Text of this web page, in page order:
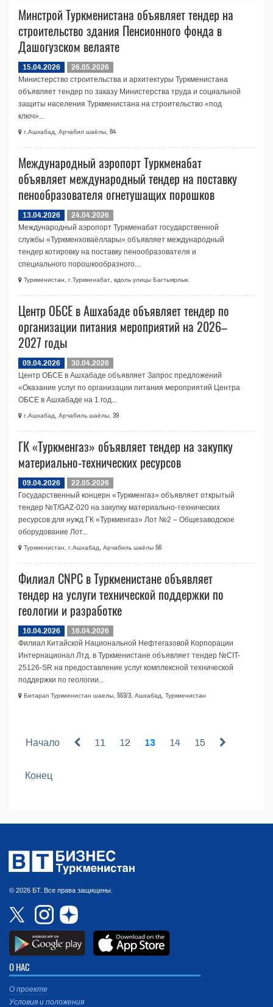
Минстрой Туркменистана объявляет тендер на
строительство здания Пенсионного фонда в
Дашогузском велаяте
15.04.2026
26.05.2026
Министерство строительства и архитектуры Туркменистана
объявляет тендер по заказу Министерства труда и социальной
защиты населения Туркменистана на строительство «под
ключ»...
г.Ашхабад, Арчабил шаёлы, 84
Международный аэропорт Туркменабат
объявляет международный тендер на поставку
пенообразователя огнетушащих порошков
13.04.2026
24.04.2026
Международный аэропорт Туркменабат государственной
службы «Туркменховаёллары» объявляет международный
тендер котировку на поставку пенообразователя и
специального порошкообразного...
Туркменистан, г.Туркменабат, вдоль улицы Багтыярлык.
Центр ОБСЕ в Ашхабаде объявляет тендер по
организации питания мероприятий на 2026–
2027 годы
09.04.2026
30.04.2026
Центр ОБСЕ в Ашхабаде объявляет Запрос предложений
«Оказание услуг по организации питания мероприятий Центра
ОБСЕ в Ашхабаде на 1 год...
г.Ашхабад, Арчабиль шаёлы, 39
ГК «Туркменгаз» объявляет тендер на закупку
материально-технических ресурсов
09.04.2026
22.05.2026
Государственный концерн «Туркменгаз» объявляет открытый
тендер №T/GAZ-020 на закупку материально-технических
ресурсов для нужд ГК «Туркменгаз» Лот №2 – Общезаводское
оборудование Лот...
Туркменистан, г.Ашхабад, Арчабиль шаёлы 56
Филиал CNPC в Туркменистане объявляет
тендер на услуги технической поддержки по
геологии и разработке
10.04.2026
16.04.2026
Филиал Китайской Национальной Нефтегазовой Корпорации
Интернационал Лтд. в Туркменистане объявляет тендер №CIT-
25126-SR на предоставление услуг комплексной технической
поддержки по геологии...
Битарап Туркменистан шаелы, 553/3, Ашхабад, Туркменистан
Начало 11 12 13 14 15
Конец
© 2026 БТ. Все права защищены.
О НАС
О проекте
Условия и положения